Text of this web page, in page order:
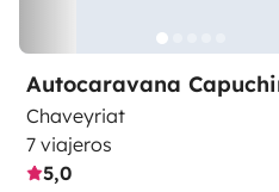
Autocaravana
Chaveyriat
7 viajeros
5,0